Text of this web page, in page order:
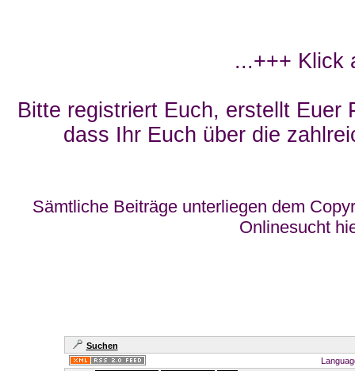
...+++ Klick
Bitte registriert Euch, erstellt Euer
dass Ihr Euch über die
Sämtliche Beiträge unterliegen dem
Onlinesucht
Suchen